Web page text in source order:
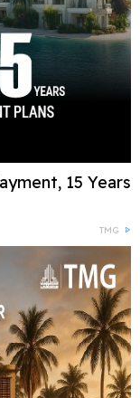
15 Years
TMG